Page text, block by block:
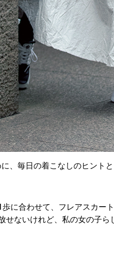
に、毎日の着こなしのヒント
に合わせて、フレアスカー
せないけれど、私の女の子